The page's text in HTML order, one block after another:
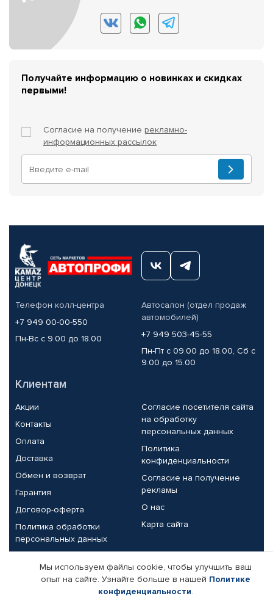
Получайте информацию о новинках и скидках
первыми!
Согласие на получение рекламно-
информационных рассылок
Телефон колл-центра
+7 949 00-00-550
Пн-Вс с 9.00 до 18.00
Автосалон (отдел продаж
автомобилей)
+7 949 503-45-55
Пн-Пт с 09.00 до 18.00, Сб с
9.00 до 15.00
Клиентам
Акции
Контакты
Оплата
Доставка
Обмен и возврат
Гарантия
Договор-оферта
Политика обработки
персональных данных
Согласие посетителя сайта
на обработку
персональных данных
Политика
конфиденциальности
Согласие на получение
рекламы
О нас
Карта сайта
Партнерам
Корпоративным клиентам
Реквизиты компании
Мы используем файлы cookie, чтобы улучшить ваш
опыт на сайте. Узнайте больше в нашей Политике
конфиденциальности.